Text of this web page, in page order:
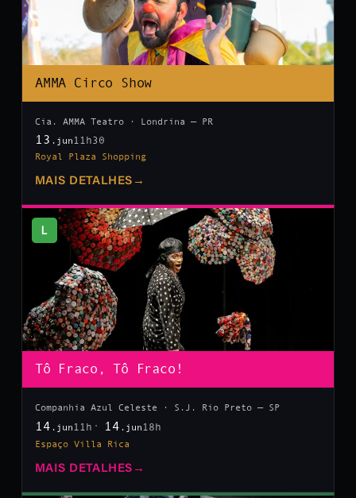
AMMA Circo Show
Cia. AMMA Teatro · Londrina — PR
13 .jun 11h30
Royal Plaza Shopping
MAIS DETALHES →
L
Tô Fraco, Tô Fraco!
Companhia Azul Celeste · S.J. Rio Preto — SP
14 .jun 11h 14 .jun 18h
Espaço Villa Rica
MAIS DETALHES →